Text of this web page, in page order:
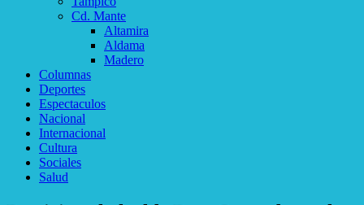
Cd. Mante
Altamira
Aldama
Madero
Columnas
Deportes
Espectaculos
Nacional
Internacional
Cultura
Sociales
Salud